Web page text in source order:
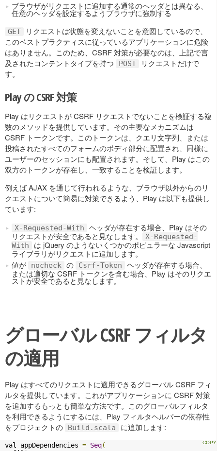
ブラウザがリクエストに追加する通常のヘッダとは異なる、
任意のヘッダを設定するようブラウザに強制する
GET
リクエストは状態を変えないことを意図しているので、
このベストプラクティスに従っているアプリケーションに危険
はありません。このため、CSRF 対策が必要なのは、上記で言
及されたコンテントタイプを持つ
POST
リクエストだけで
す。
Play の CSRF 対策
Play はリクエストが CSRF リクエストでないことを検証する複
数のメソッドを提供しています。その主要なメカニズムは
CSRF トークンです。このトークンは、クエリ文字列、または
投稿されたすべてのフォームのボディ部分に配置され、同様に
ユーザーのセッションにも配置されます。そして、Play はこの
双方のトークンが存在し、一致することを検証します。
例えば AJAX を通じて行われるような、ブラウザ以外からのリ
クエストについて簡易に対策できるよう、Play は以下も提供し
ています:
X-Requested-With
ヘッダが存在する場合、Play はその
リクエストが安全であると見なします。
X-Requested-
With
は jQuery のようないくつかのポピュラーな Javascript
ライブラリがリクエストに追加します。
値が
nocheck の Csrf-Token
ヘッダが存在する場合、
または適切な CSRF トークンを含む場合、Play はそのリクエ
ストが安全であると見なします。
グローバル CSRF フィルタ
の適用
Play はすべてのリクエストに適用できるグローバル CSRF フィ
ルタを提供しています。これがアプリケーションに CSRF 対策
を追加するもっとも簡単な方法です。このグローバルフィルタ
を利用できるようにするには、Play フィルタヘルパーの依存性
をプロジェクトの
Build.scala に追加します:
val appDependencies = Seq(